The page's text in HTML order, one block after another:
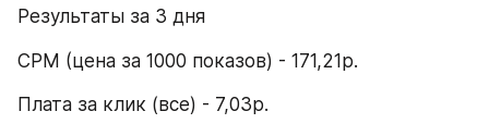
Результаты за 3 дня
CPM (цена за 1000 показов) - 171,21р.
Плата за клик (все) - 7,03р.